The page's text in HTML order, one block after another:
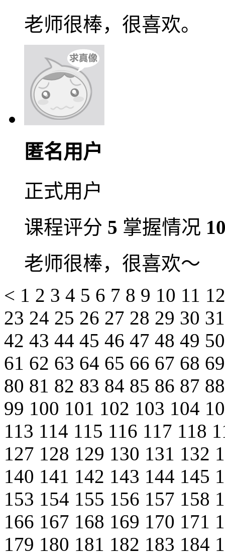
老师很棒，很喜欢。
匿名用户
正式用户
课程评分 5 掌握情况
老师很棒，很喜欢～
< 1 2 3 4 5 6 7 8 9 10 11
23 24 25 26 27 28 29 30
42 43 44 45 46 47 48 49
61 62 63 64 65 66 67 68
80 81 82 83 84 85 86 87
99 100 101 102 103 104
113 114 115 116 117 118
127 128 129 130 131 132
140 141 142 143 144 145
153 154 155 156 157 158
166 167 168 169 170 171
179 180 181 182 183 184